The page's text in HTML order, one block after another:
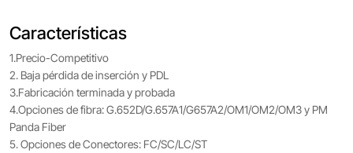
Características
1.Precio-Competitivo
2. Baja pérdida de inserción y PDL
3.Fabricación terminada y probada
4.Opciones de fibra: G.652D/G.657A1/G657A2/OM1/OM2/OM3 y PM
Panda Fiber
5. Opciones de Conectores: FC/SC/LC/ST